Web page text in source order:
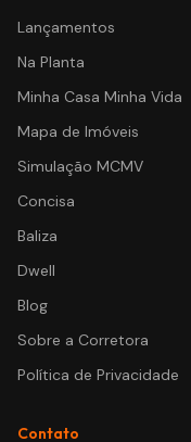
Lançamentos
Na Planta
Minha Casa Minha Vida
Mapa de Imóveis
Simulação MCMV
Concisa
Baliza
Dwell
Blog
Sobre a Corretora
Política de Privacidade
Contato